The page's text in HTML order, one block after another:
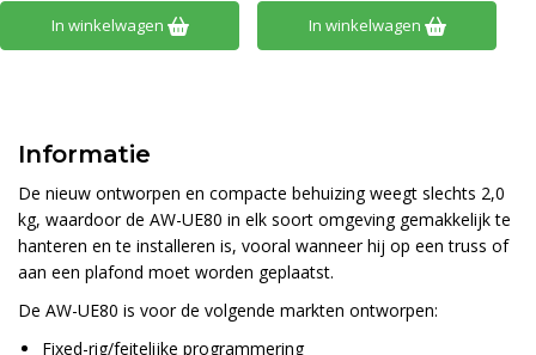
In winkelwagen In winkelwagen
Informatie
De nieuw ontworpen en compacte behuizing weegt slechts 2,0
kg, waardoor de AW-UE80 in elk soort omgeving gemakkelijk te
hanteren en te installeren is, vooral wanneer hij op een truss of
aan een plafond moet worden geplaatst.
De AW-UE80 is voor de volgende markten ontworpen:
Fixed-rig/feitelijke programmering